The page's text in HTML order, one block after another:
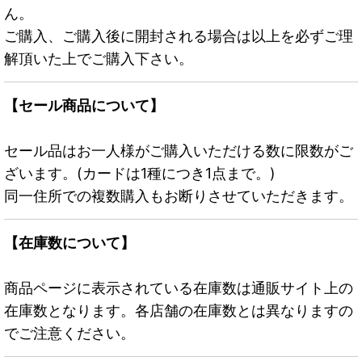
ん。
ご購入、ご購入後に開封される場合は以上を必ずご理
解頂いた上でご購入下さい。
【セール商品について】
セール品はお一人様がご購入いただける数に限数がご
ざいます。(カードは1種につき1点まで。)
同一住所での複数購入もお断りさせていただきます。
【在庫数について】
商品ページに表示されている在庫数は通販サイト上の
在庫数となります。各店舗の在庫数とは異なりますの
でご注意ください。